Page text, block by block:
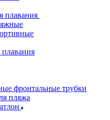
плавания
фронтальные трубки
пляжа